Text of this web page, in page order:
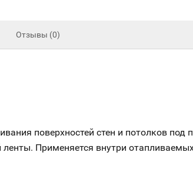
Отзывы (0)
поверхностей стен и потолков
Применяется внутри